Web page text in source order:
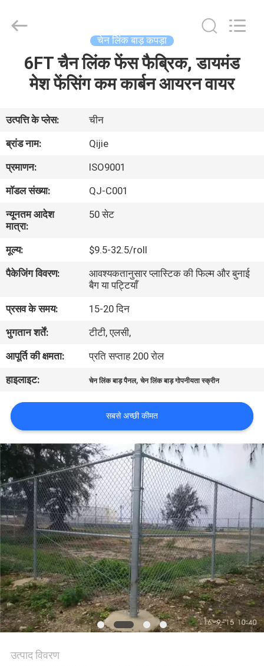
हमारे
बारे
कारखाना
गुणवत्ता
नियंत्रण
संपर्क
करें
उद्धरण
का
अनुरोध
करें
साइटमैप
PRIVACY
POLICY
MFG
Reserved.
चेन लिंक बाड़ कपड़ा
6FT चैन लिंक फेंस फैब्रिक, डायमंड
मेश फेंसिंग कम कार्बन आयरन वायर
उत्पत्ति के प्लेस:
चीन
ब्रांड नाम:
Qijie
प्रमाणन:
ISO9001
मॉडल संख्या:
QJ-C001
न्यूनतम आदेश
मात्रा:
50 सेट
मूल्य:
$9.5-32.5/roll
पैकेजिंग विवरण:
आवश्यकतानुसार प्लास्टिक की फिल्म और बुनाई
बैग या पट्टियाँ
प्रसव के समय:
15-20 दिन
भुगतान शर्तें:
टीटी, एलसी,
आपूर्ति की क्षमता:
प्रति सप्ताह 200 रोल
हाइलाइट:
चेन लिंक बाड़ पैनल,चेन लिंक बाड़ गोपनीयता स्क्रीन
सबसे अच्छी कीमत
उत्पाद विवरण